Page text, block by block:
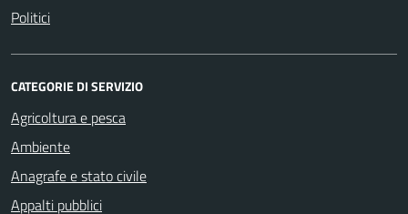
Politici
CATEGORIE DI SERVIZIO
Agricoltura e pesca
Ambiente
Anagrafe e stato civile
Appalti pubblici